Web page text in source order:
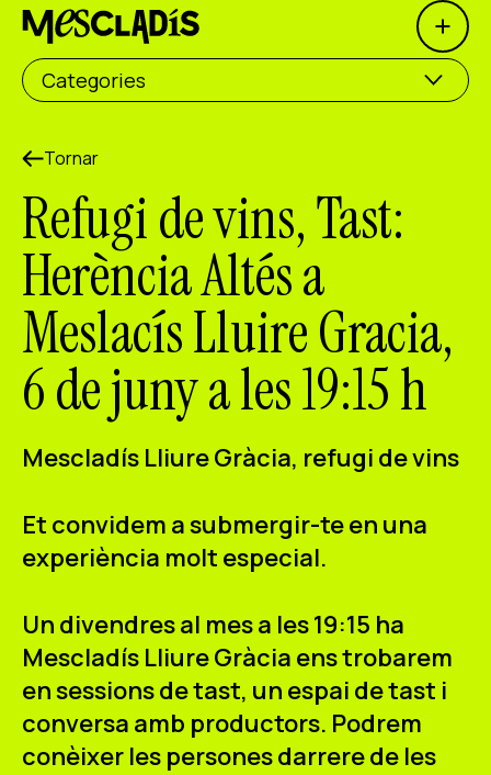
Open
Productora social
Productora d'experiències
Productora d'ocupació
Productora de coneixement
Productora cultural
Agenda
Els nostres tallers
Blog
Contacte
FacebookInstagram
Categories
Tornar
Refugi de vins, Tast:
Herència Altés a
Meslacís Lluire Gracia,
6 de juny a les 19:15 h
Mescladís Lliure Gràcia, refugi de vins
Et convidem a submergir-te en una
experiència molt especial.
Un divendres al mes a les 19:15 ha
Mescladís Lliure Gràcia ens trobarem
en sessions de tast, un espai de tast i
conversa amb productors. Podrem
conèixer les persones darrere de les